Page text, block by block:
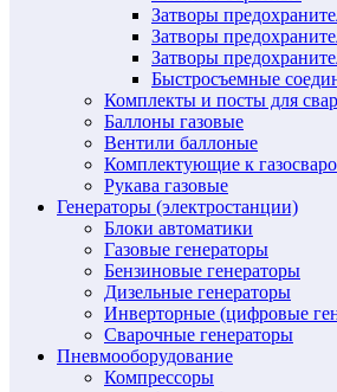
Затворы
Затворы
Затворы
Быстросъемные
Комплекты и посты для
Баллоны газовые
Вентили баллоные
Комплектующие к
Рукава газовые
Генераторы (электростанции)
Блоки автоматики
Газовые генераторы
Бензиновые генераторы
Дизельные генераторы
Инверторные (цифровые
Сварочные генераторы
Пневмооборудование
Компрессоры